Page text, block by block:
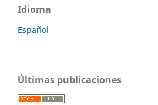
Idioma
Español
Últimas publicaciones